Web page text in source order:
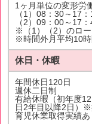
1ヶ月単位の変形労
（1）08：30～17
（2）09：00～17
※（1）（2）のロ
※時間外月平均10時
休日・休暇
年間休日120日
週休二日制
有給休暇（初年度
日2年目以降2日）
育児休業取得実績